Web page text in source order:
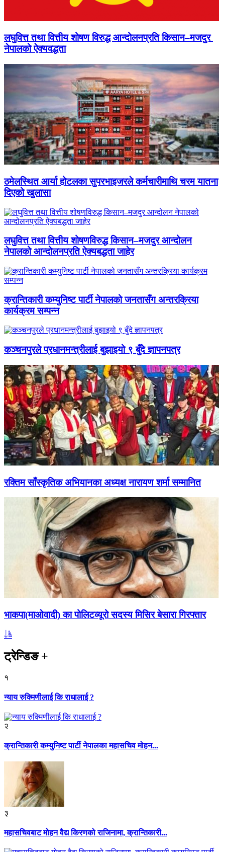
लघुवित्त तथा वित्तीय शोषण विरुद्ध आन्दोलनप्रति किसान–मजदुर
नेपालको ऐक्यवद्धता
ठमेलस्थित आर्या होटलका सुपरभाइजरले कर्मचारीमाथि चरम यातना
दिएको खुलासा
लघुवित्त तथा वित्तीय शोषणविरुद्ध किसान–मजदुर आन्दोलन
नेपालको आन्दोलनप्रति ऐक्यबद्धता जाहेर
क्रान्तिकारी कम्युनिष्ट पार्टी नेपालको जनतासँग अन्तरक्रिया
कार्यक्रम सम्पन्न
कञ्चनपुरले प्रधानमन्त्रीलाई बुझाइयो ९ बुँदे ज्ञापनपत्र
रक्तिम साँस्कृतिक अभियानका अध्यक्ष नारायण शर्मा सम्मानित
भाकपा(माओवादी) का पोलिटव्यूरो सदस्य मिसिर बेसारा गिरफ्तार
ट्रेन्डिङ+
१
न्याय रुक्मिणीलाई कि राधालाई ?
२
क्रान्तिकारी कम्युनिष्ट पार्टी नेपालका महासचिव मोहन...
३
महासचिवबाट मोहन वैद्य किरणको राजिनामा, क्रान्तिकारी...